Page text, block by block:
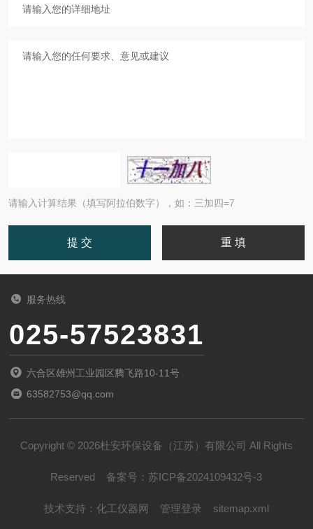
请输入计算结果（填写阿拉伯数字），如：三加四=7
服务热线
025-57523831
六合区雄州工业园区腾飞路10-11号
63582753@qq.com
Copyright © 2026杜安环保设备（江苏）有限公司 All Rights
Reserved 备案号：苏ICP备2024109432号-3
技术支持： 化工仪器网 管理登录 sitemap.xml